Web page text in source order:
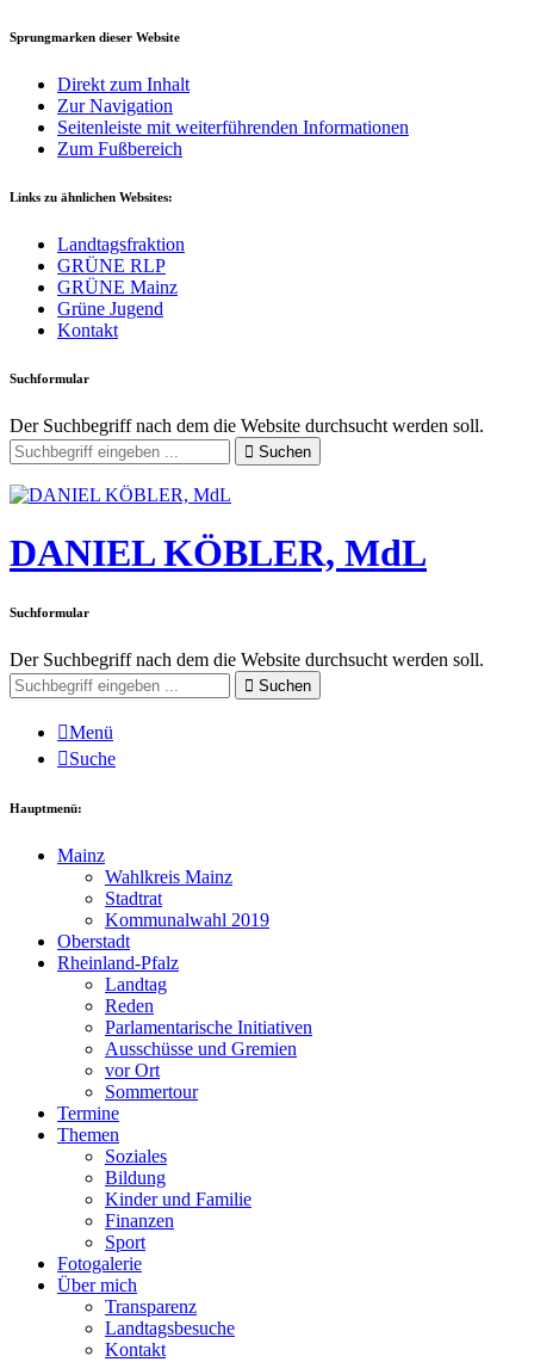
Sprungmarken dieser Website
Direkt zum Inhalt
Zur Navigation
Seitenleiste mit weiterführenden Informationen
Zum Fußbereich
Links zu ähnlichen Websites:
Landtagsfraktion
GRÜNE RLP
GRÜNE Mainz
Grüne Jugend
Kontakt
Suchformular
Der Suchbegriff nach dem die Website durchsucht werden soll.
Suchen
DANIEL KÖBLER, MdL
Suchformular
Der Suchbegriff nach dem die Website durchsucht werden soll.
Suchen
Menü
Suche
Hauptmenü:
Mainz
Wahlkreis Mainz
Stadtrat
Kommunalwahl 2019
Oberstadt
Rheinland-Pfalz
Landtag
Reden
Parlamentarische Initiativen
Ausschüsse und Gremien
vor Ort
Sommertour
Termine
Themen
Soziales
Bildung
Kinder und Familie
Finanzen
Sport
Fotogalerie
Über mich
Transparenz
Landtagsbesuche
Kontakt